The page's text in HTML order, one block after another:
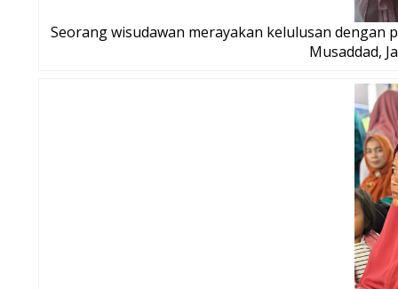
Seorang wisudawan merayakan kelulusan dengan
Musaddad,